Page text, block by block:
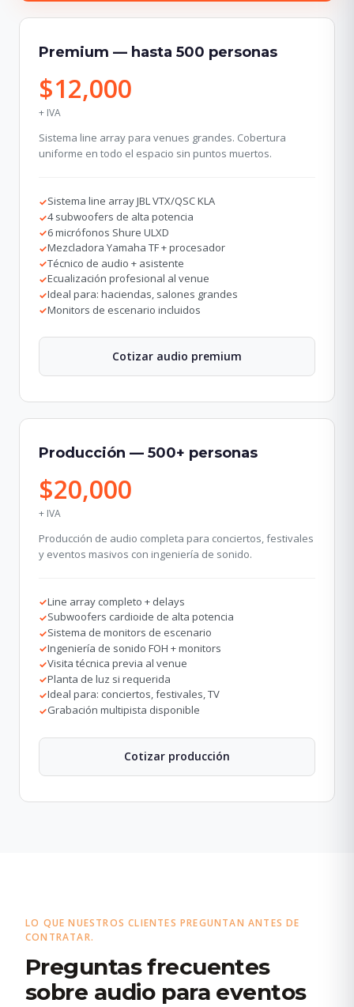
Premium — hasta 500 personas
$12,000
+ IVA
Sistema line array para venues grandes. Cobertura
uniforme en todo el espacio sin puntos muertos.
✓Sistema line array JBL VTX/QSC KLA
✓4 subwoofers de alta potencia
✓6 micrófonos Shure ULXD
✓Mezcladora Yamaha TF + procesador
✓Técnico de audio + asistente
✓Ecualización profesional al venue
✓Ideal para: haciendas, salones grandes
✓Monitors de escenario incluidos
Cotizar audio premium
Producción — 500+ personas
$20,000
+ IVA
Producción de audio completa para conciertos, festivales
y eventos masivos con ingeniería de sonido.
✓Line array completo + delays
✓Subwoofers cardioide de alta potencia
✓Sistema de monitors de escenario
✓Ingeniería de sonido FOH + monitors
✓Visita técnica previa al venue
✓Planta de luz si requerida
✓Ideal para: conciertos, festivales, TV
✓Grabación multipista disponible
Cotizar producción
LO QUE NUESTROS CLIENTES PREGUNTAN ANTES DE
CONTRATAR.
Preguntas frecuentes
sobre audio para eventos